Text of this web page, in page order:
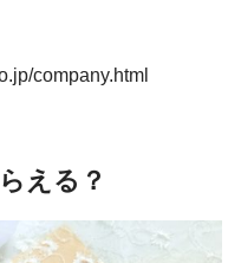
company.html
える？